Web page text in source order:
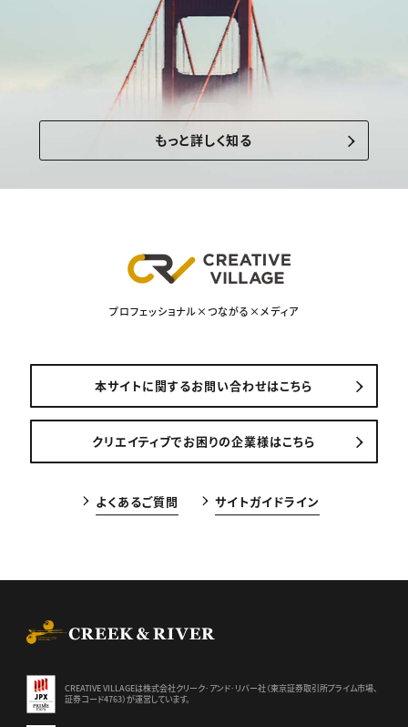
もっと詳しく知る
プロフェッショナル×つながる×メディア
本サイトに関するお問い合わせはこちら
クリエイティブでお困りの企業様はこちら
よくあるご質問 サイトガイドライン
CREATIVE VILLAGEは株式会社クリーク･アンド･リバー社（東京証券取引所プライム市場、
証券コード4763）が運営しています。